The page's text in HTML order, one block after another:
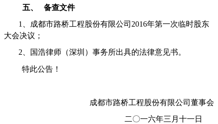
五、 备查文件
1 、成都市路桥工程股份有限公司 2016年第一次临时股东
大会决议；
2、国浩律师（深圳）事务所出具的法律意见书。
特此公告！
成都市路桥工程股份有限公司董事会
二〇一六年三月十一日